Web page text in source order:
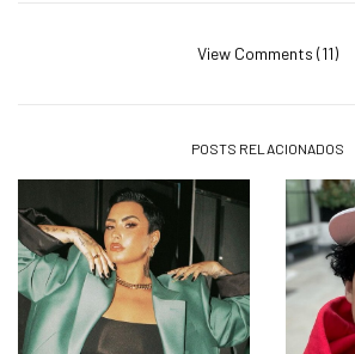
View Comments (11)
POSTS RELACIONADOS